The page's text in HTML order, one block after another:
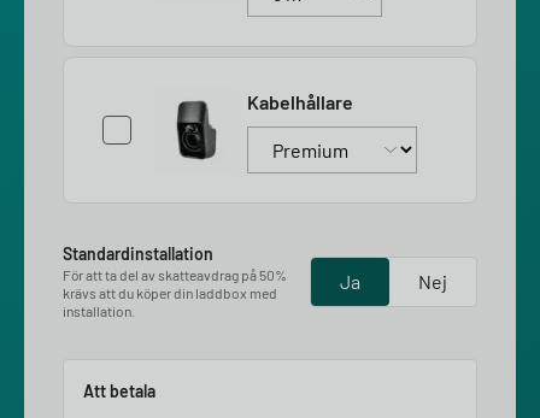
Kabelhållare
Standardinstallation
För att ta del av skatteavdrag på 50%
krävs att du köper din laddbox med
installation.
Ja Nej
Att betala